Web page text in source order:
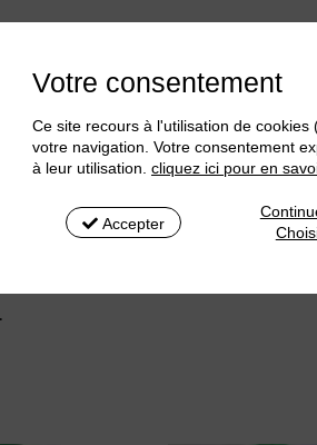
pour la Production Fourragère
:
des rencontres entre les différents
la prairie et la production fourragère.
et des travaux de recherches.
multi-partenariaux.
Votre consentement
Ce site recours à l'utilisation de cookies
votre navigation. Votre consentement
à leur utilisation. cliquez ici pour en
Accepter